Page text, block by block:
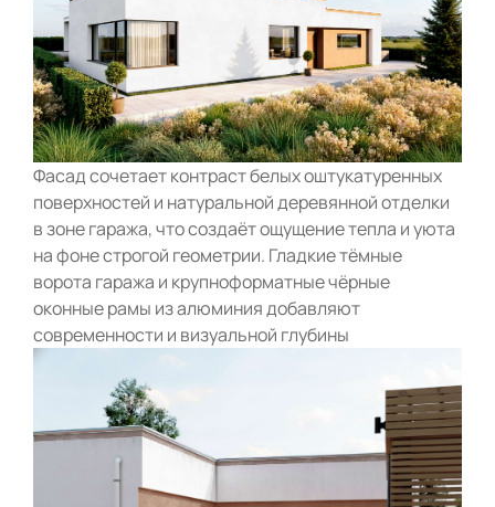
Фасад сочетает контраст белых оштукатуренных
поверхностей и натуральной деревянной отделки
в зоне гаража, что создаёт ощущение тепла и уюта
на фоне строгой геометрии. Гладкие тёмные
ворота гаража и крупноформатные чёрные
оконные рамы из алюминия добавляют
современности и визуальной глубины